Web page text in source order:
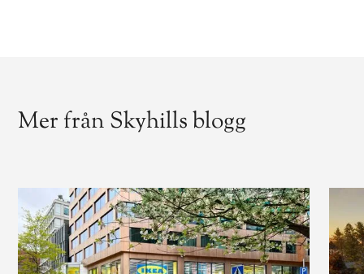
Mer från Skyhills blogg